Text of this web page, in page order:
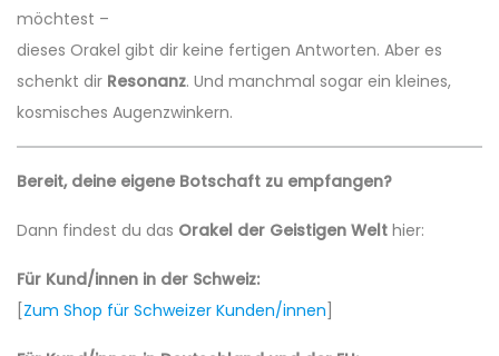
möchtest –
dieses Orakel gibt dir keine fertigen Antworten. Aber es
schenkt dir Resonanz. Und manchmal sogar ein kleines,
kosmisches Augenzwinkern.
Bereit, deine eigene Botschaft zu empfangen?
Dann findest du das Orakel der Geistigen Welt hier:
Für Kund/innen in der Schweiz:
[Zum Shop für Schweizer Kunden/innen]